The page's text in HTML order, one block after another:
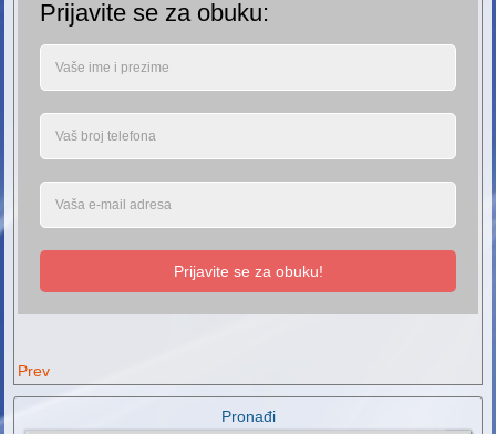
Prijavite se za obuku:
Prijavite se za obuku!
Prev
Pronađi